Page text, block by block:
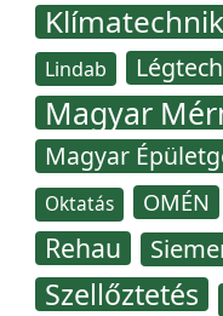
Lindab
Magyar
Magyar
Oktatás OMÉN
Rehau
Szellőztetés